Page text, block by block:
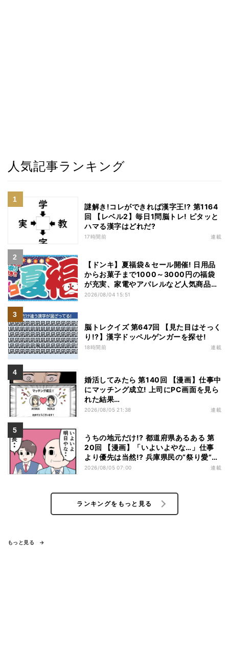
人気記事ランキング
謎解き!コレができれば漢字王!? 第1164
回 【レベル2】毎日1問脳トレ! ピタッと
ハマる漢字はどれだ?
17時間前 連載
【ドンキ】夏福袋＆セール開催! 日用品
からお菓子まで1000～3000円の福袋
が充実、家電やアパレルなど人気商品も
特価
2026/08/04 15:51
脳トレクイズ 第647回 【見た目はそっく
り!?】漢字ドッペルゲンガーを探せ!
18時間前 連載
婚活してみたら 第140回 【漫画】仕事中
にマッチング成立! 上司にPC画面を見ら
れた結果…
2026/08/05 21:38 連載
うちの地元だけ!? 都道府県あるある 第
20回 【漫画】「いよいよやな…」仕事
より優先は当然!? 兵庫県民の“祭り愛”が
熱すぎた
2026/08/05 07:00 連載
ランキングをもっと見る
もっと見る